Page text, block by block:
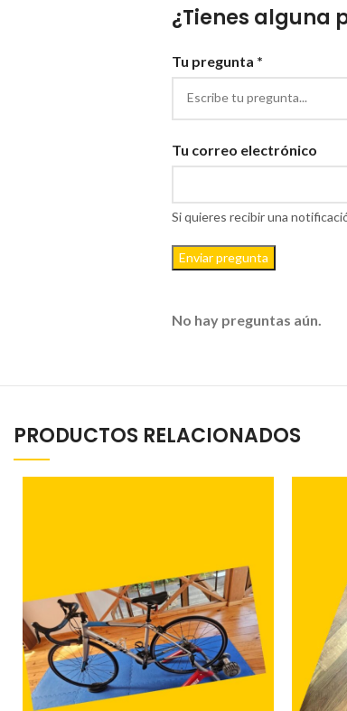
¿Tienes alguna
Tu pregunta *
Tu correo electrónico
Si quieres recibir una
Enviar pregunta
No hay preguntas aún.
PRODUCTOS RELACIONADOS